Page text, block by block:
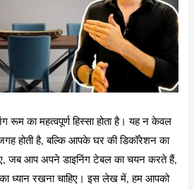
रूम का महत्वपूर्ण हिस्सा होता है। यह न केवल
होती है, बल्कि आपके घर की डिकॉरेशन का
जब आप अपने डाइनिंग टेबल का चयन करते हैं,
का ध्यान रखना चाहिए। इस लेख में, हम आपको